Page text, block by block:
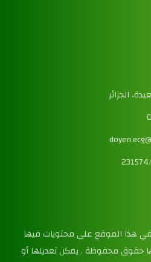
هذا الموقع على محتويات فيها
حقوق محفوظة . يمكن تعديلها أو